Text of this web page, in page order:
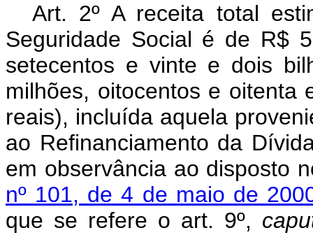
Art. 2º A receita total
Seguridade Social é de R$
setecentos e vinte e dois
milhões, oitocentos e
reais), incluída aquela
ao Refinanciamento da
em observância ao disposto
nº 101, de 4 de maio de
que se refere o art. 9º,